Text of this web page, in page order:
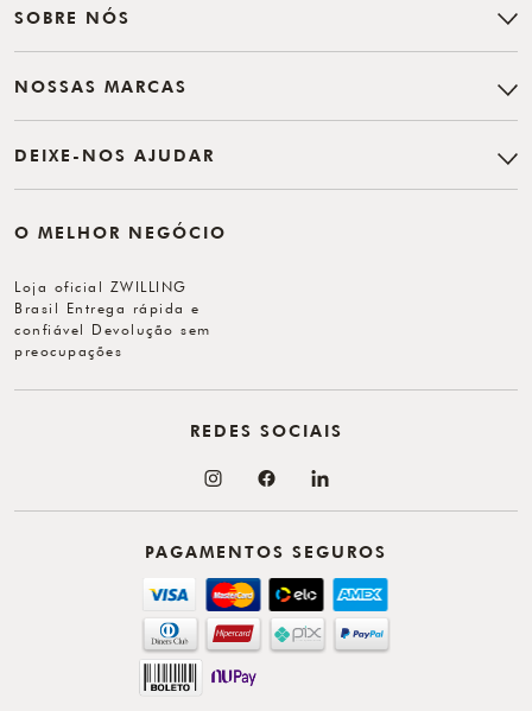
SOBRE NÓS
NOSSAS MARCAS
DEIXE-NOS AJUDAR
O MELHOR NEGÓCIO
Loja oficial ZWILLING
Brasil Entrega rápida e
confiável Devolução sem
preocupações
PAGAMENTOS SEGUROS
REDES SOCIAIS